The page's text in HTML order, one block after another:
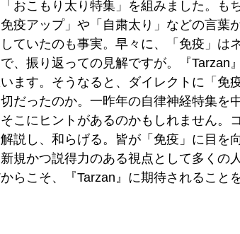
おこもり太り特集」を組みました。も
疫アップ」や「自粛太り」などの言葉
ていたのも事実。早々に、「免疫」は
、振り返っての見解ですが。『Tarzan
ます。そうなると、ダイレクトに「免
だったのか。一昨年の自律神経特集を
こにヒントがあるのかもしれません。
説し、和らげる。皆が「免疫」に目を
規かつ説得力のある視点として多くの
らこそ、『Tarzan』に期待されること